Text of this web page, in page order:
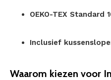
OEKO-TEX Standard
Inclusief
Waarom kiezen voor